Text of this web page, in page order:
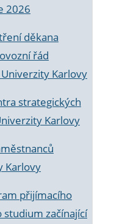
2026
děkana
řád
Karlovy
strategických
Karlovy
Karlovy
přijímacího
studium začínající